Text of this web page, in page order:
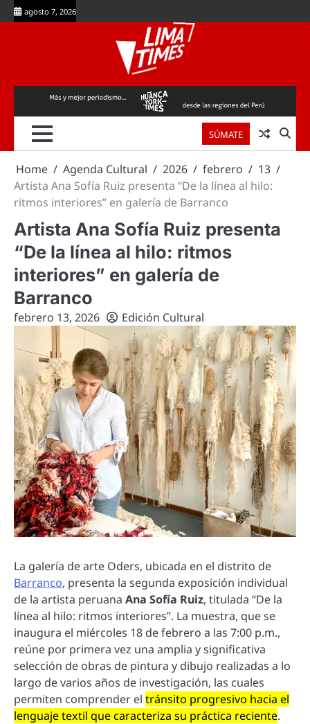
Skip
to
agosto 7, 2026
SÚMATE
Home Agenda Cultural 2026 febrero
13
Artista Ana Sofía Ruiz presenta “De la línea al hilo:
ritmos interiores” en galería de Barranco
Artista Ana Sofía Ruiz presenta
“De la línea al hilo: ritmos
interiores” en galería de
Barranco
febrero 13, 2026 Edición Cultural
La galería de arte Oders, ubicada en el distrito de
Barranco, presenta la segunda exposición individual
de la artista peruana Ana Sofía Ruiz, titulada “De la
línea al hilo: ritmos interiores”. La muestra, que se
inaugura el miércoles 18 de febrero a las 7:00 p.m.,
reúne por primera vez una amplia y significativa
selección de obras de pintura y dibujo realizadas a lo
largo de varios años de investigación, las cuales
permiten comprender el tránsito progresivo hacia el
lenguaje textil que caracteriza su práctica reciente.